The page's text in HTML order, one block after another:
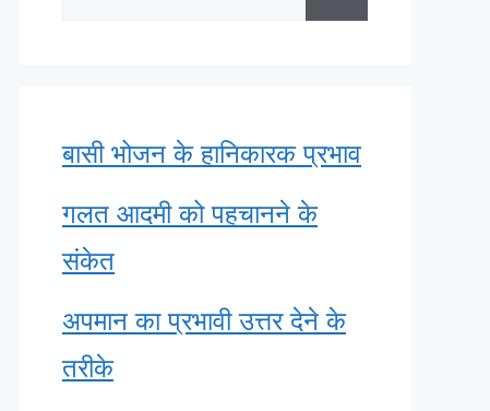
बासी भोजन के हानिकारक प्रभाव
गलत आदमी को पहचानने के
संकेत
अपमान का प्रभावी उत्तर देने के
तरीके